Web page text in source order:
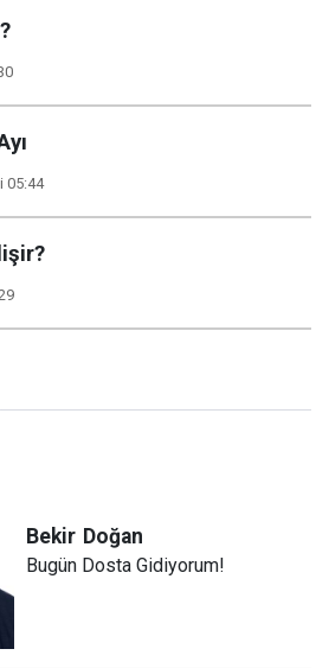
05:44
Bekir Doğan
Bugün Dosta Gidiyorum!